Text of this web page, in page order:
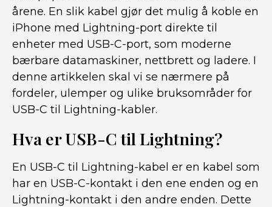
årene. En slik kabel gjør det mulig å koble en
iPhone med Lightning-port direkte til
enheter med USB-C-port, som moderne
bærbare datamaskiner, nettbrett og ladere. I
denne artikkelen skal vi se nærmere på
fordeler, ulemper og ulike bruksområder for
USB-C til Lightning-kabler.
Hva er USB-C til Lightning?
En USB-C til Lightning-kabel er en kabel som
har en USB-C-kontakt i den ene enden og en
Lightning-kontakt i den andre enden. Dette